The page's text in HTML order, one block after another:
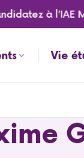
à l’IAE
Vie